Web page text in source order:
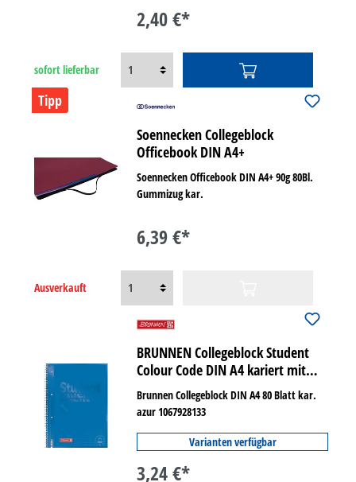
2,40 €*
sofort lieferbar
Tipp
Soennecken Collegeblock
Officebook DIN A4+
Soennecken Officebook DIN A4+ 90g 80Bl.
Gummizug kar.
6,39 €*
Ausverkauft
BRUNNEN Collegeblock Student
Colour Code DIN A4 kariert mit
Rand innen/außen
Brunnen Collegeblock DIN A4 80 Blatt kar.
azur 1067928133
Varianten verfügbar
3,24 €*